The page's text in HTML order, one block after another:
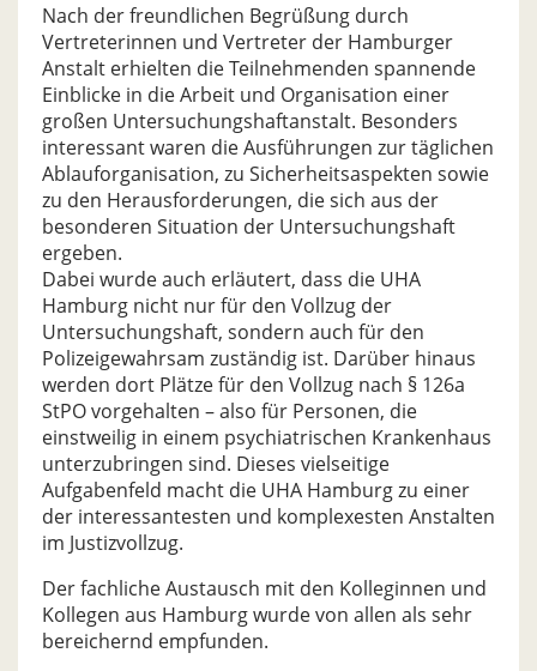
Nach der freundlichen Begrüßung durch
Vertreterinnen und Vertreter der Hamburger
Anstalt erhielten die Teilnehmenden spannende
Einblicke in die Arbeit und Organisation einer
großen Untersuchungshaftanstalt. Besonders
interessant waren die Ausführungen zur täglichen
Ablauforganisation, zu Sicherheitsaspekten sowie
zu den Herausforderungen, die sich aus der
besonderen Situation der Untersuchungshaft
ergeben.
Dabei wurde auch erläutert, dass die UHA
Hamburg nicht nur für den Vollzug der
Untersuchungshaft, sondern auch für den
Polizeigewahrsam zuständig ist. Darüber hinaus
werden dort Plätze für den Vollzug nach § 126a
StPO vorgehalten – also für Personen, die
einstweilig in einem psychiatrischen Krankenhaus
unterzubringen sind. Dieses vielseitige
Aufgabenfeld macht die UHA Hamburg zu einer
der interessantesten und komplexesten Anstalten
im Justizvollzug.
Der fachliche Austausch mit den Kolleginnen und
Kollegen aus Hamburg wurde von allen als sehr
bereichernd empfunden.